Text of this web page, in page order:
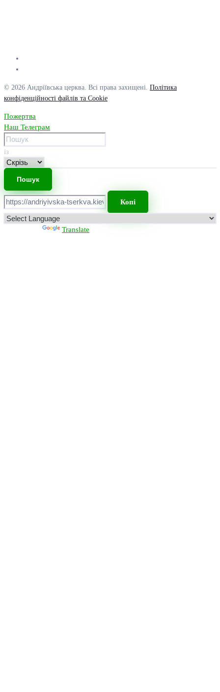
© 2026 Андріївська церква. Всі права захищені. Політика
конфіденційності файлів та Cookie
Пожертва
Наш Телеграм
із
Копі
Translate